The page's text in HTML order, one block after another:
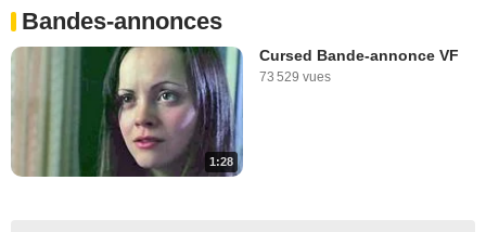
Bandes-annonces
1:28
Cursed Bande-annonce VF
73 529 vues